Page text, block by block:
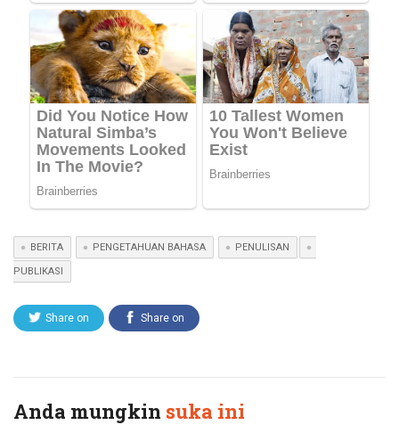
BERITA PENGETAHUAN BAHASA PENULISAN
PUBLIKASI
Share on Share on
Anda mungkin suka ini